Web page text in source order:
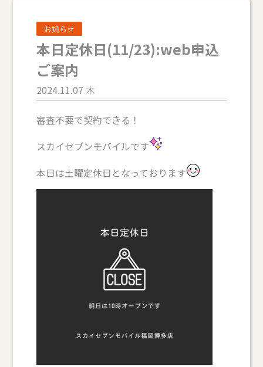
お知らせ
本日定休日(11/23):web申込
ご案内
2024.11.07 木
審査不要で契約できる！
スカイセブンモバイルです
本日は土曜定休日となっております